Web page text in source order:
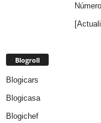
Blogroll
Blogicars
Blogicasa
Blogichef